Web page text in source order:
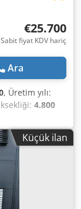
€25.700
Sabit fiyat KDV hariç
Ara
, Üretim yılı:
4.800
yüksekliği:
uzunluğu:
marking
OBA07-
Küçük ilan